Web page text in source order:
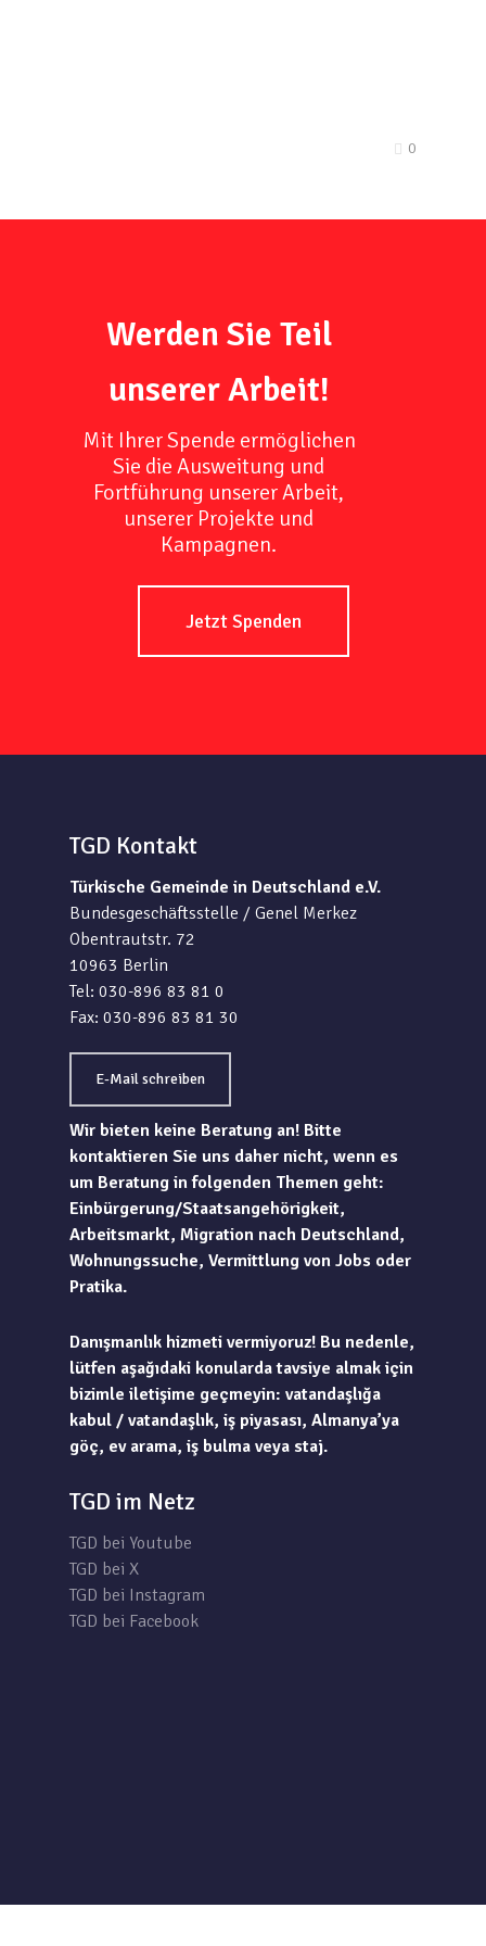
0
Werden Sie Teil
unserer Arbeit!
Mit Ihrer Spende ermöglichen
Sie die Ausweitung und
Fortführung unserer Arbeit,
unserer Projekte und
Kampagnen.
Jetzt Spenden
TGD Kontakt
Türkische Gemeinde in Deutschland e.V.
Bundesgeschäftsstelle / Genel Merkez
Obentrautstr. 72
10963 Berlin
Tel: 030-896 83 81 0
Fax: 030-896 83 81 30
E-Mail schreiben
Wir bieten keine Beratung an! Bitte
kontaktieren Sie uns daher nicht, wenn es
um Beratung in folgenden Themen geht:
Einbürgerung/Staatsangehörigkeit,
Arbeitsmarkt, Migration nach Deutschland,
Wohnungssuche, Vermittlung von Jobs oder
Pratika.
Danışmanlık hizmeti vermiyoruz! Bu nedenle,
lütfen aşağıdaki konularda tavsiye almak için
bizimle iletişime geçmeyin: vatandaşlığa
kabul / vatandaşlık, iş piyasası, Almanya’ya
göç, ev arama, iş bulma veya staj.
TGD im Netz
TGD bei Youtube
TGD bei X
TGD bei Instagram
TGD bei Facebook